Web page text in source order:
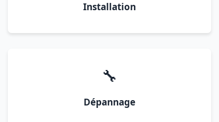
Installation
🔧
Dépannage